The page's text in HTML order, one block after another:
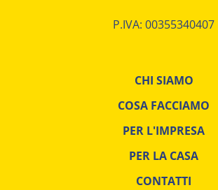
P.IVA: 00355340407
CHI SIAMO
COSA FACCIAMO
PER L'IMPRESA
PER LA CASA
CONTATTI